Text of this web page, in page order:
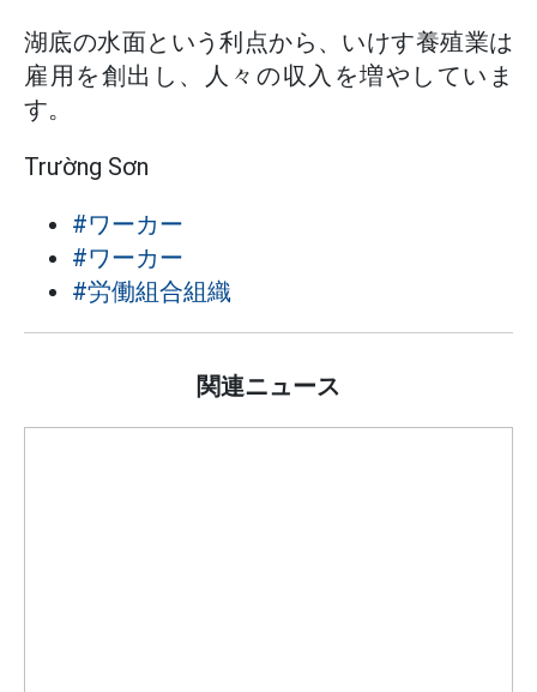
湖底の水面という利点から、いけす養殖業は
雇用を創出し、人々の収入を増やしていま
す。
Trường Sơn
#ワーカー
#ワーカー
#労働組合組織
関連ニュース